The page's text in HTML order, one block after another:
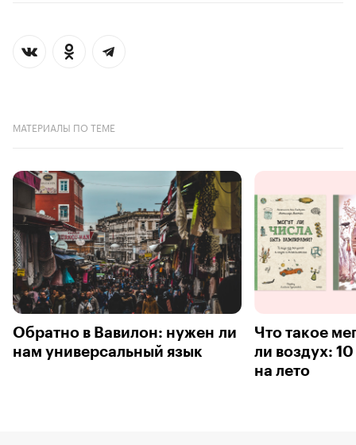
МАТЕРИАЛЫ ПО ТЕМЕ
Обратно в Вавилон: нужен ли
нам универсальный язык
Что такое
ли воздух:
на лето